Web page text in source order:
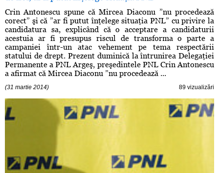
Crin Antonescu spune că Mircea Diaconu ”nu procedează
corect” şi că ”ar fi putut înţelege situaţia PNL” cu privire la
candidatura sa, explicând că o acceptare a candidaturii
acestuia ar fi presupus riscul de transforma o parte a
campaniei într-un atac vehement pe tema respectării
statului de drept. Prezent duminică la întrunirea Delegaţiei
Permanente a PNL Argeş, preşedintele PNL Crin Antonescu
a afirmat că Mircea Diaconu ”nu procedează ...
(31 martie 2014) 89 vizualizări